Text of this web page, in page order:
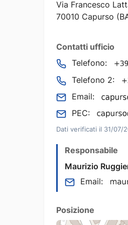
Via Francesco
70010 Capurso
Contatti ufficio
Telefono:
Telefono 2:
Email:
PEC:
Dati verificati il 31/07/
Responsabile
Maurizio
Email:
Posizione